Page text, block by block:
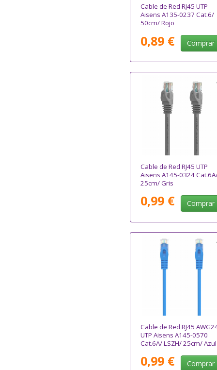
Cable de Red RJ45 UTP
Aisens A135-0237 Cat.6/
50cm/ Rojo
0,89 € Comprar
Cable de Red RJ45 UTP
Aisens A145-0324
25cm/ Gris
0,99 € Comprar
Cable de Red RJ45
UTP Aisens A145-0570
Cat.6A/ LSZH/ 25cm/ Azul
0,99 € Comprar